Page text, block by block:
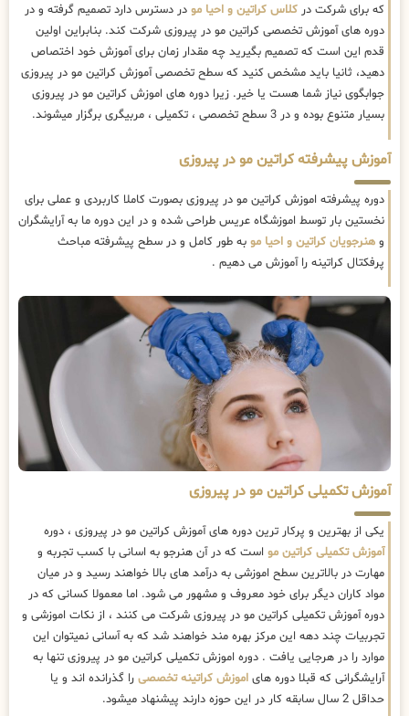
که برای شرکت در کلاس کراتین و احیا مو در دسترس دارد تصمیم گرفته و در
دوره های آموزش تخصصی کراتین مو در پیروزی شرکت کند. بنابراین اولین
قدم این است که تصمیم بگیرید چه مقدار زمان برای آموزش خود اختصاص
دهید، ثانیا باید مشخص کنید که سطح تخصصی آموزش کراتین مو در پیروزی
جوابگوی نیاز شما هست یا خیر. زیرا دوره های اموزش کراتین مو در پیروزی
بسیار متنوع بوده و در 3 سطح تخصصی ، تکمیلی ، مربیگری برگزار میشوند.
آموزش پیشرفته کراتین مو در پیروزی
دوره پیشرفته اموزش کراتین مو در پیروزی بصورت کاملا کاربردی و عملی برای
نخستین بار توسط اموزشگاه عریس طراحی شده و در این دوره ما به آرایشگران
و هنرجویان کراتین و احیا مو به طور کامل و در سطح پیشرفته مباحث
پرفکتال کراتینه را آموزش می دهیم .
آموزش تکمیلی کراتین مو در پیروزی
یکی از بهترین و پرکار ترین دوره های آموزش کراتین مو در پیروزی ، دوره
آموزش تکمیلی کراتین مو است که در آن هنرجو به اسانی با کسب تجربه و
مهارت در بالاترین سطح اموزشی به درآمد های بالا خواهند رسید و در میان
مواد کاران دیگر برای خود معروف و مشهور می شود. اما معمولا کسانی که در
دوره آموزش تکمیلی کراتین مو در پیروزی شرکت می کنند ، از نکات اموزشی و
تجربیات چند دهه این مرکز بهره مند خواهند شد که به آسانی نمیتوان این
موارد را در هرجایی یافت . دوره اموزش تکمیلی کراتین مو در پیروزی تنها به
آرایشگرانی که قبلا دوره های اموزش کراتینه تخصصی را گذرانده اند و یا
حداقل 2 سال سابقه کار در این حوزه دارند پیشنهاد میشود.